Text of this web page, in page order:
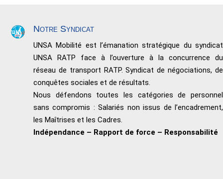
Notre Syndicat
UNSA Mobilité est l’émanation stratégique du syndicat
UNSA RATP face à l’ouverture à la concurrence du
réseau de transport RATP. Syndicat de négociations, de
conquêtes sociales et de résultats.
Nous défendons toutes les catégories de personnel
sans compromis : Salariés non issus de l’encadrement,
les Maîtrises et les Cadres.
Indépendance – Rapport de force – Responsabilité